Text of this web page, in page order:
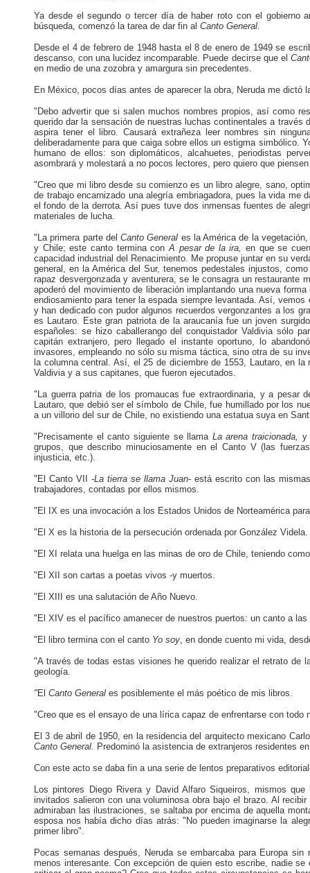
Ya desde el segundo o tercer día de haber roto con el gobierno
búsqueda, comenzó la tarea de dar fin al Canto General.
Desde el 4 de febrero de 1948 hasta el 8 de enero de 1949 se
descanso, con una lucidez incomparable. Puede decirse que el
en medio de una zozobra y amargura sin precedentes.
En México, pocos días antes de aparecer la obra, Neruda me dictó
"Debo advertir que si salen muchos nombres propios, así como
querido dar la sensación de nuestras luchas continentales a
aspira tener el libro. Causará extrañeza leer nombres sin
deliberadamente para que caiga sobre ellos un estigma simbólico.
humano de ellos: son diplomáticos, alcahuetes, periodistas
asombrará y molestará a no pocos lectores, pero quiero que piensen
"Creo que mi libro desde su comienzo es un libro alegre, sano,
de trabajo encarnizado una alegría embriagadora, pues la vida
el fondo de la derrota. Así pues tuve dos inmensas fuentes de
materiales de lucha.
"La primera parte delCanto General es la América de la
y Chile; este canto termina conA pesar de la ira,en que se
capacidad industrial del Renacimiento. Me propuse juntar en su
general, en la América del Sur, tenemos pedestales injustos,
rapaz desvergonzada y aventurera, se le consagra un restaurante
apoderó del movimiento de liberación implantando una nueva
endiosamiento para tener la espada siempre levantada. Así,
y han dedicado con pudor algunos recuerdos vergonzantes a los
es Lautaro. Este gran patriota de la araucanía fue un joven
españoles: se hizo caballerango del conquistador Valdivia sólo
capitán extranjero, pero llegado el instante oportuno, lo
invasores, empleando no sólo su misma táctica, sino otra de su
la columna central. Así, el 25 de diciembre de 1553, Lautaro, en
Valdivia y a sus capitanes, que fueron ejecutados.
"La guerra patria de los promaucas fue extraordinaria, y a pesar
Lautaro, que debió ser el símbolo de Chile, fue humillado por los
a un villorio del sur de Chile, no existiendo una estatua suya en
"Precisamente el canto siguiente se llama La arena traicionada, y
grupos, que describo minuciosamente en el Canto V (las
injusticia, etc.).
"El Canto VII-La tierra se llama Juan- está escrito con las
trabajadores, contadas por ellos mismos.
"El IX es una invocación a los Estados Unidos de Norteamérica
"El X es la historia de la persecución ordenada por González Videla.
"El XI relata una huelga en las minas de oro de Chile, teniendo
"El XII son cartas a poetas vivos -y muertos.
"El XIII es una salutación de Año Nuevo.
"El XIV es el pacífico amanecer de nuestros puertos: un canto a
"El libro termina con el canto Yo soy, en donde cuento mi vida,
"A través de todas estas visiones he querido realizar el retrato
geología.
"El Canto General es posiblemente el más poético de mis libros.
"Creo que es el ensayo de una lírica capaz de enfrentarse con todo
El 3 de abril de 1950, en la residencia del arquitecto mexicano
Canto General. Predominó la asistencia de extranjeros residentes
Con este acto se daba fin a una serie de lentos preparativos
Los pintores Diego Rivera y David Alfaro Siqueiros, mismos
invitados salieron con una voluminosa obra bajo el brazo. Al
admiraban las ilustraciones, se saltaba por encima de aquella
esposa nos había dicho días atrás: "No pueden imaginarse la
primer libro".
Pocas semanas después, Neruda se embarcaba para Europa
menos interesante. Con excepción de quien esto escribe, nadie